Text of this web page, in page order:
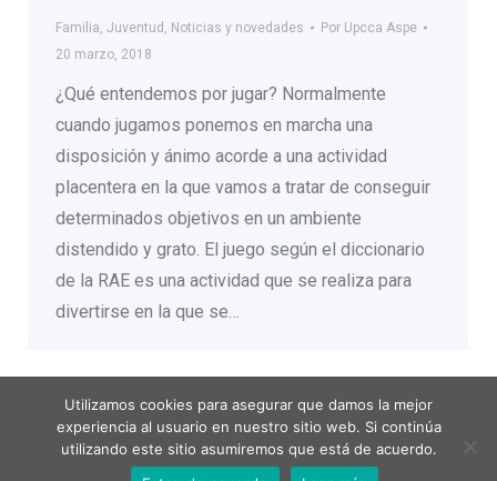
Familia Juventud Noticias y novedades Por Upcca Aspe
20 marzo, 2018
¿Qué entendemos por jugar? Normalmente
cuando jugamos ponemos en marcha una
disposición y ánimo acorde a una actividad
placentera en la que vamos a tratar de conseguir
determinados objetivos en un ambiente
distendido y grato. El juego según el diccionario
de la RAE es una actividad que se realiza para
divertirse en la que se…
Menú legal
Utilizamos cookies para asegurar que damos la mejor
experiencia al usuario en nuestro sitio web. Si continúa
utilizando este sitio asumiremos que está de acuerdo.